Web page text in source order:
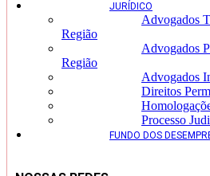
JURÍDICO
Advogados
Região
Advogados
Região
Advogados
Direitos
Processo
FUNDO DOS